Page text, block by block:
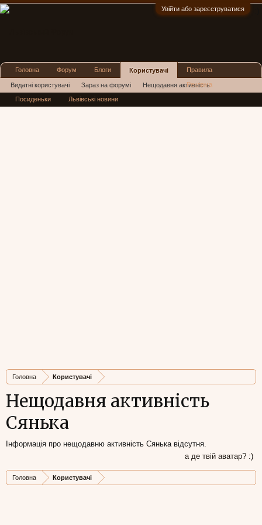
Увійти або зареєструватися
Головна Користувачі
Нещодавня активність
Сянька
Інформація про нещодавню активність Сянька відсутня.
а де твій аватар? :)
Головна Користувачі
Головна Форум Блоги Користувачі
Видатні користувачі Зараз на форумі Нещодавня активність
Нові повідомлення профілю
Правила
Реклама
Посиденьки Львівські новини